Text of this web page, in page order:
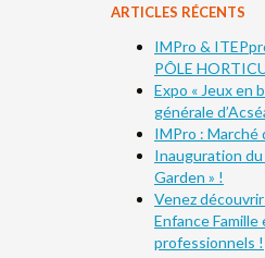
ARTICLES RÉCENTS
IMPro &
PÔLE
Expo « Jeux en
générale
IMPro : Marché
Inauguration du
Garden » !
Venez
Enfance
professionnels !